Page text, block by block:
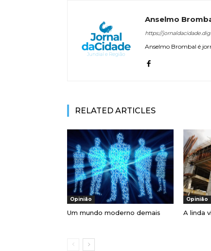
Anselmo
https://
Anselmo Brombal é
RELATED ARTICLES
Opinião
Um mundo moderno demais
Opinião
A linda